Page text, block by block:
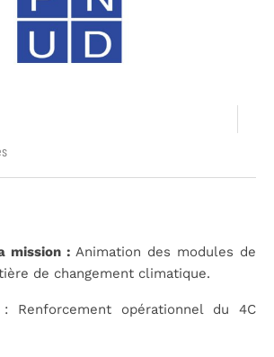
mission :Animation des modules de
de changement climatique.
: Renforcement opérationnel du 4C